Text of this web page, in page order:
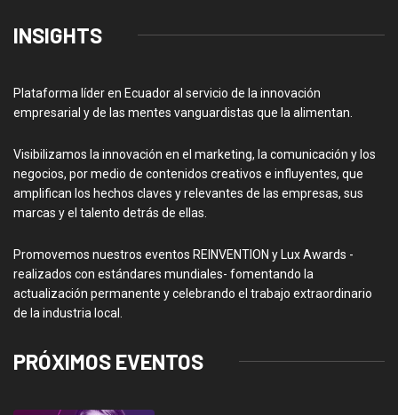
INSIGHTS
Plataforma líder en Ecuador al servicio de la innovación
empresarial y de las mentes vanguardistas que la alimentan.
Visibilizamos la innovación en el marketing, la comunicación y los
negocios, por medio de contenidos creativos e influyentes, que
amplifican los hechos claves y relevantes de las empresas, sus
marcas y el talento detrás de ellas.
Promovemos nuestros eventos REINVENTION y Lux Awards -
realizados con estándares mundiales- fomentando la
actualización permanente y celebrando el trabajo extraordinario
de la industria local.
PRÓXIMOS EVENTOS